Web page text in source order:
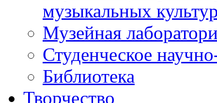
музыкальных
Музейная
Студенческое
Библиотека
Творчество